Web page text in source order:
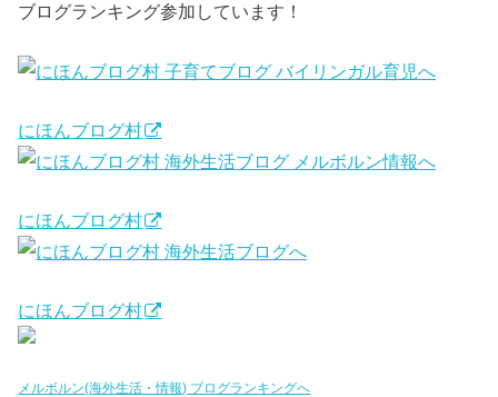
ブログランキング参加しています！
にほんブログ村
にほんブログ村
にほんブログ村
メルボルン(海外生活・情報) ブログランキングへ